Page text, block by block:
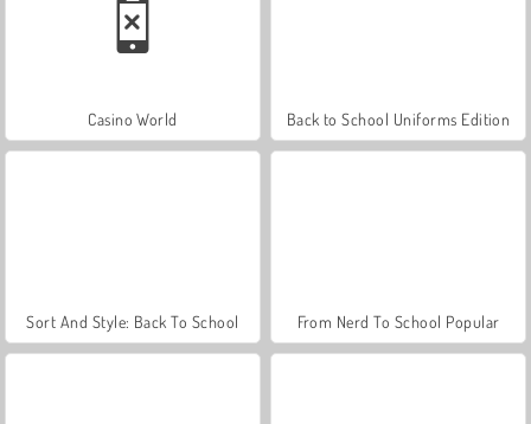
Casino World Back to School Uniforms Edition
Sort And Style: Back To School From Nerd To School Popular